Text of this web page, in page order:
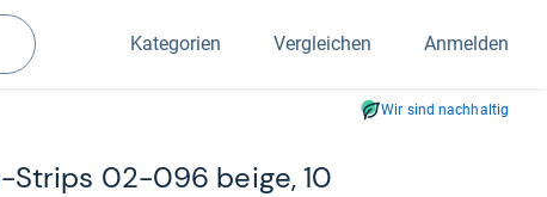
Suchen
Kategorien Vergleichen Anmelden
Wir sind nachhaltig
​Strips 02-​096 beige, 10